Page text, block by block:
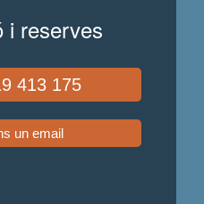
i reserves
413 175
un email